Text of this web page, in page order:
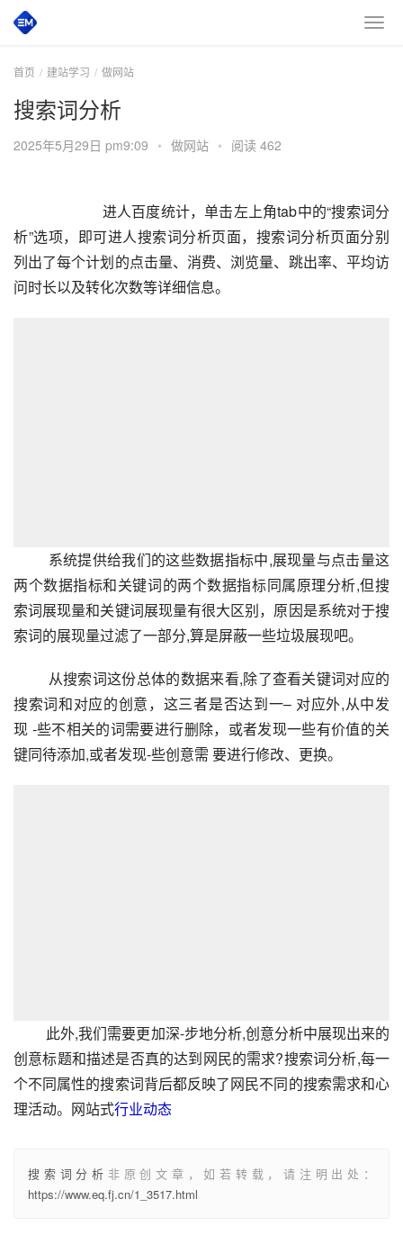
首页 建站学习 做网站
搜索词分析
2025年5月29日 pm9:09 • 做网站 • 阅读 462
进人百度统计，单击左上角tab中的“搜索词分
析”选项，即可进人搜索词分析页面，搜索词分析页面分别
列出了每个计划的点击量、消费、浏览量、跳出率、平均访
问时长以及转化次数等详细信息。
系统提供给我们的这些数据指标中,展现量与点击量这
两个数据指标和关键词的两个数据指标同属原理分析,但搜
索词展现量和关键词展现量有很大区别，原因是系统对于搜
索词的展现量过滤了一部分,算是屏蔽一些垃圾展现吧。
从搜索词这份总体的数据来看,除了查看关键词对应的
搜索词和对应的创意，这三者是否达到一– 对应外,从中发
现 -些不相关的词需要进行删除，或者发现一些有价值的关
键同待添加,或者发现-些创意需 要进行修改、更换。
此外,我们需要更加深-步地分析,创意分析中展现出来的
创意标题和描述是否真的达到网民的需求?搜索词分析,每一
个不同属性的搜索词背后都反映了网民不同的搜索需求和心
理活动。网站式行业动态
搜索词分析 非原创文章，如若转载，请注明出处：
https://www.eq.fj.cn/1_3517.html